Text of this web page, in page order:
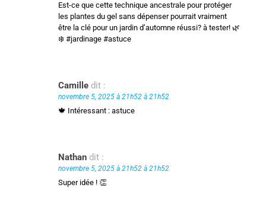
Est-ce que cette technique ancestrale pour protéger
les plantes du gel sans dépenser pourrait vraiment
être la clé pour un jardin d’automne réussi? à tester! 🌿
❄️ #jardinage #astuce
Camille dit :
novembre 5, 2025 à 21h52 à 21h52
🍁 Intéressant : astuce
Nathan dit :
novembre 5, 2025 à 21h52 à 21h52
Super idée ! 👏